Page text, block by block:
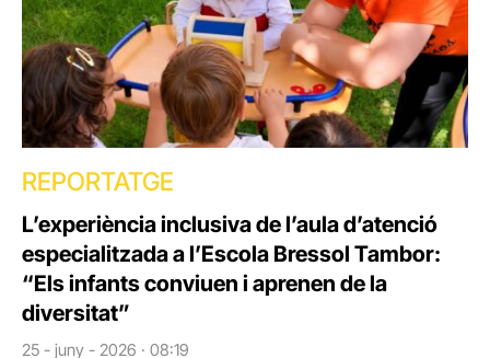
REPORTATGE
L’experiència inclusiva de l’aula d’atenció
especialitzada a l’Escola Bressol Tambor:
“Els infants conviuen i aprenen de la
diversitat”
25 - juny - 2026 · 08:19